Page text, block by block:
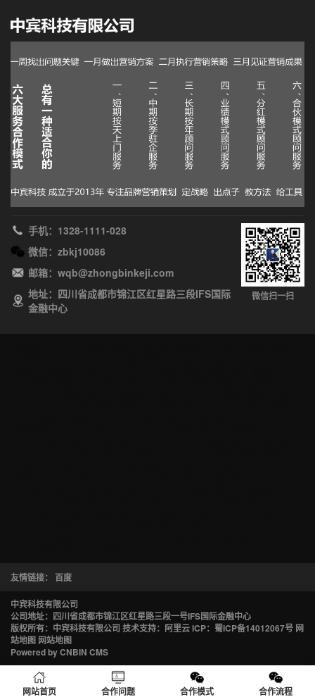
微信扫一扫
手机：1328-1111-028
微信：zbkj10086
邮箱：wqb@zhongbinkeji.com
地址：四川省成都市锦江区红星路三段IFS国际
金融中心
友情链接： 百度
中宾科技有限公司
公司地址：四川省成都市锦江区红星路三段一号IFS国际金融中心
版权所有：中宾科技有限公司 技术支持：阿里云 ICP： 蜀ICP备14012067号 网
站地图 网站地图
Powered by CNBIN CMS
网站首页 合作问题 合作模式 合作流程